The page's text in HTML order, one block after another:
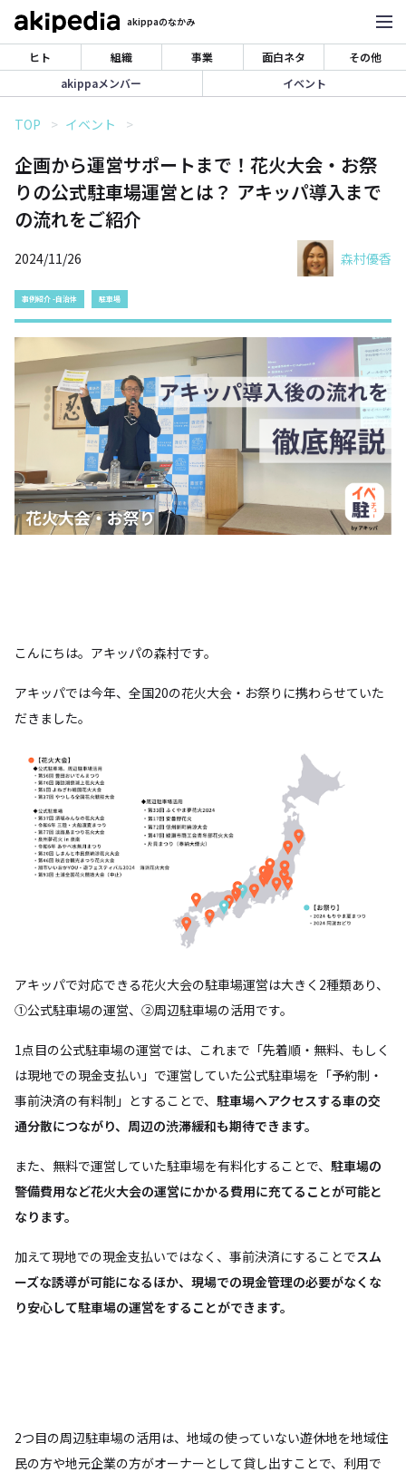
akippaのなかみ
ヒト 組織 事業 面白ネタ
その他
akippaメンバー
イベント
TOP イベント
企画から運営サポートまで！花火大会・お祭
りの公式駐車場運営とは？ アキッパ導入まで
の流れをご紹介
2024/11/26 森村優香
事例紹介 -自治体 駐車場
こんにちは。アキッパの森村です。
アキッパでは今年、全国20の花火大会・お祭りに携わらせていた
だきました。
アキッパで対応できる花火大会の駐車場運営は大きく2種類あり、
①公式駐車場の運営、②周辺駐車場の活用です。
1点目の公式駐車場の運営では、これまで「先着順・無料、もしく
は現地での現金支払い」で運営していた公式駐車場を「予約制・
事前決済の有料制」とすることで、 駐車場へアクセスする車の交
通分散につながり、周辺の渋滞緩和も期待できます。
また、無料で運営していた駐車場を有料化することで、 駐車場の
警備費用など花火大会の運営にかかる費用に充てることが可能と
なります。
加えて現地での現金支払いではなく、事前決済にすることでスム
ーズな誘導が可能になるほか、現場での現金管理の必要がなくな
り安心して駐車場の運営をすることができます。
2つ目の周辺駐車場の活用は、地域の使っていない遊休地を地域住
民の方や地元企業の方がオーナーとして貸し出すことで、利用で